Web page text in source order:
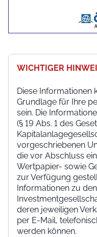
WICHTIGER
Diese Informationen
Grundlage für Ihre
sein. Die
(§ 19 Abs. 1 des
vorgeschriebenen
die vor Abschluss
Wertpapier- sowie
zur Verfügung
Informationen zu
deren jeweiligen
per E-Mail,
werden können.